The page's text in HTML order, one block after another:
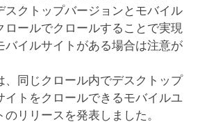
スクトップバージョンとモバイル
ロールでクロールすることで実現
バイルサイトがある場合は注意が
、同じクロール内でデスクトップ
イトをクロールできるモバイルユ
リリースを発表しました。